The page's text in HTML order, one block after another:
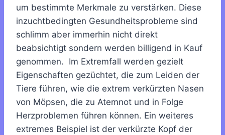
um bestimmte Merkmale zu verstärken. Diese
inzuchtbedingten Gesundheitsprobleme sind
schlimm aber immerhin nicht direkt
beabsichtigt sondern werden billigend in Kauf
genommen. Im Extremfall werden gezielt
Eigenschaften gezüchtet, die zum Leiden der
Tiere führen, wie die extrem verkürzten Nasen
von Möpsen, die zu Atemnot und in Folge
Herzproblemen führen können. Ein weiteres
extremes Beispiel ist der verkürzte Kopf der